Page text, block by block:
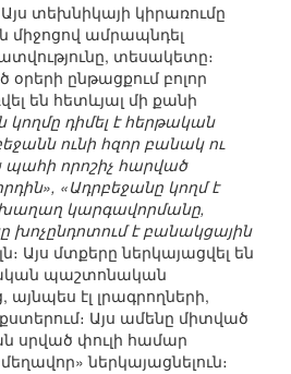
Այս տեխնիկայի կիրառումը
միջոցով ամրապնդել
տեսակետը։
ընթացքում բոլոր
են հետևյալ մի քանի
կողմը դիմել է հերթական
ունի հզոր բանակ ու
որոշիչ հարված
«Ադրբեջանը կողմ է
կարգավորմանը,
է բանակցային
Այս մտքերը ներկայացվել են
պաշտոնական
այնպես էլ լրագրողների,
Այս ամենը միտված
սրված փուլի համար
ներկայացնելուն։